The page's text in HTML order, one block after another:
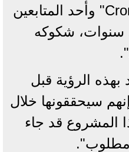
شركة "Crone Consulting" وأحد المتابعين
سنوات، شكوكه
الرؤية قبل
سيحققونها خلال
المشروع قد جاء
مطلوب".